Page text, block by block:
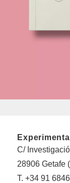
Experimenta
C/
28906 Getafe
T. +34 91